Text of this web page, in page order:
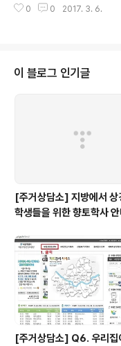
에서 청년의 자치, 자립, 자생의
는 생각을 많이 하게 되었습니
시대라고 들었습니다. 저 역시
자리, 주거 환경이 크게 좋아질
그 속에서 저는 많이 방황했고
팽이집에 함께 살게 되었었고,
이라는 생각을 많이 하게 되었
삶에 많은 영향을 준다는 ..
0 0 2017. 3. 6.
이 블로그 인기글
[주거상담소] 지방에서 상
학생들을 위한 향토학사 안
[주거상담소] Q6. 우리집